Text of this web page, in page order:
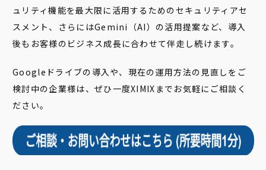
ュリティ機能を最大限に活用するためのセキュリティアセ
スメント、さらにはGemini（AI）の活用提案など、導入
後もお客様のビジネス成長に合わせて伴走し続けます。
Googleドライブの導入や、現在の運用方法の見直しをご
検討中の企業様は、ぜひ一度XIMIXまでお気軽にご相談く
ださい。